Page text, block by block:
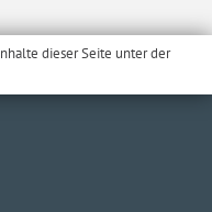
dieser Seite unter der